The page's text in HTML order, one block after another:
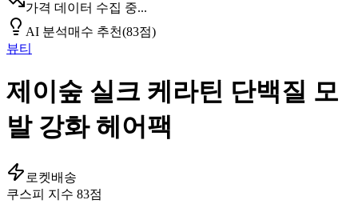
가격 데이터 수집 중...
AI 분석매수 추천(83점)
뷰티
제이숲 실크 케라틴 단백질 모
발 강화 헤어팩
로켓배송
쿠스피 지수 83점